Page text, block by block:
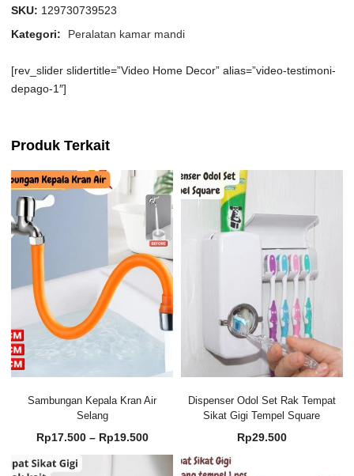
SKU: 129730739523
Kategori:
Peralatan kamar mandi
[rev_slider slidertitle=”Video Home Decor” alias=”video-testimoni-
depago-1″]
Produk Terkait
Sambungan Kepala Kran Air
Selang
Rp17.500 – Rp19.500Rentang
harga:
Rp17.500
Dispenser Odol Set Rak Tempat
Sikat Gigi Tempel Square
Rp29.500